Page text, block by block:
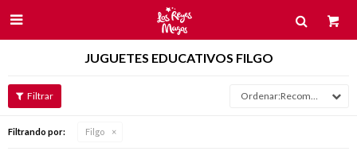

JUGUETES EDUCATIVOS FILGO
Recomendados
Filtrando por: Filgo